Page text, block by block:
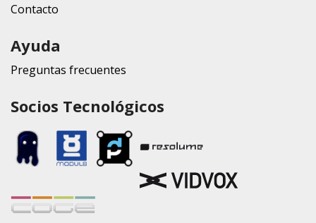
Contacto
Ayuda
Preguntas frecuentes
Socios Tecnológicos